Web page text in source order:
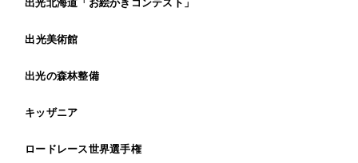
出光北海道「お絵かきコンテスト」
出光美術館
出光の森林整備
キッザニア
ロードレース世界選手権